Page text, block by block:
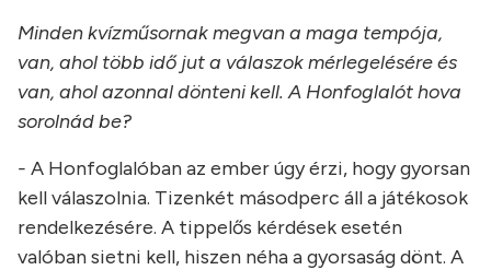
Minden kvízműsornak megvan a maga tempója,
van, ahol több idő jut a válaszok mérlegelésére és
van, ahol azonnal dönteni kell. A Honfoglalót hova
sorolnád be?
- A Honfoglalóban az ember úgy érzi, hogy gyorsan
kell válaszolnia. Tizenkét másodperc áll a játékosok
rendelkezésére. A tippelős kérdések esetén
valóban sietni kell, hiszen néha a gyorsaság dönt. A